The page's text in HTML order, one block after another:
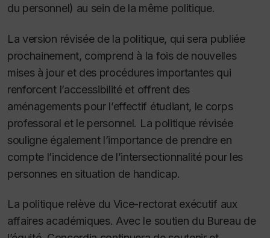
du personnel) au sein de la même politique.
La version révisée de la politique, qui sera publiée
prochainement, comprend à la fois de nouvelles
mises à jour et des procédures importantes qui
renforcent l’accessibilité et offrent des
aménagements pour l’effectif étudiant, le corps
professoral et le personnel. La politique révisée
souligne également l’importance de prendre en
compte l’incidence de l’intersectionnalité pour les
personnes en situation de handicap.
La politique relève du Vice-rectorat exécutif aux
affaires académiques. Avec le soutien du Bureau de